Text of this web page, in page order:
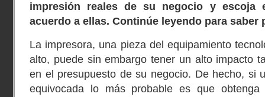
impresión reales de su negocio y escoja
acuerdo a ellas. Continúe leyendo para saber
La impresora, una pieza del equipamiento
alto, puede sin embargo tener un alto impacto
en el presupuesto de su negocio. De hecho, si
equivocada lo más probable es que